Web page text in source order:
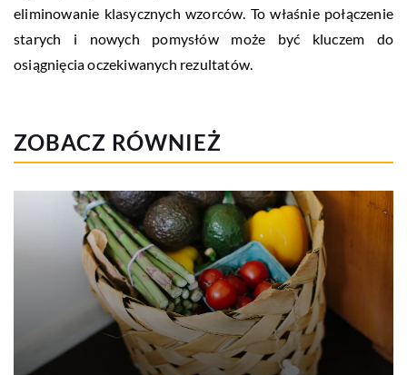
eliminowanie klasycznych wzorców. To właśnie połączenie
starych i nowych pomysłów może być kluczem do
osiągnięcia oczekiwanych rezultatów.
ZOBACZ RÓWNIEŻ